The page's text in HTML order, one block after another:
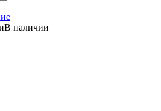
В наличии